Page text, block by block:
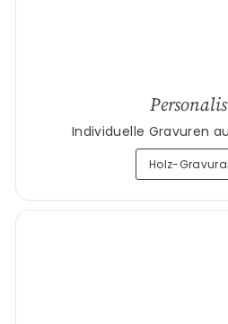
Individuelle Gravuren
Holz-